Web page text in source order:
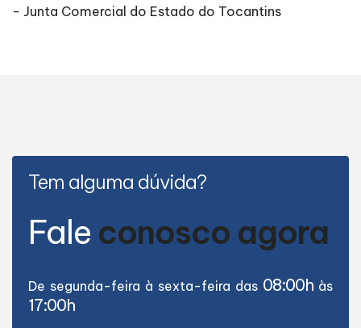
- Junta Comercial do Estado do Tocantins
Tem alguma dúvida?
Fale conosco agora
De segunda-feira à sexta-feira das 08:00h às
17:00h